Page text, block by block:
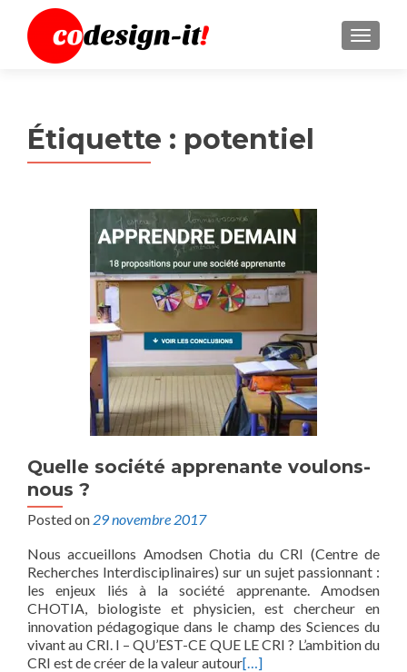
MENU
Étiquette : potentiel
Quelle société apprenante voulons-
nous ?
Posted on 29 novembre 2017
Nous accueillons Amodsen Chotia du CRI (Centre de
Recherches Interdisciplinaires) sur un sujet passionnant :
les enjeux liés à la société apprenante. Amodsen
CHOTIA, biologiste et physicien, est chercheur en
innovation pédagogique dans le champ des Sciences du
vivant au CRI. I – QU’EST-CE QUE LE CRI ? L’ambition du
CRI est de créer de la valeur autour[…]